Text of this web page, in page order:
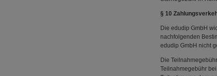
§ 10
Die edudip GmbH
nachfolgenden
edudip GmbH nicht
Die
Teilnahmegebühr